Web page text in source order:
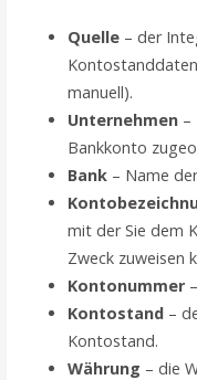
Quelle– der
manuell).
Unternehmen–
Bankkonto
Bank– Name
mit der Sie dem
Zweck zuweisen
Kontonummer
Kontostand–
Kontostand.
Währung – die